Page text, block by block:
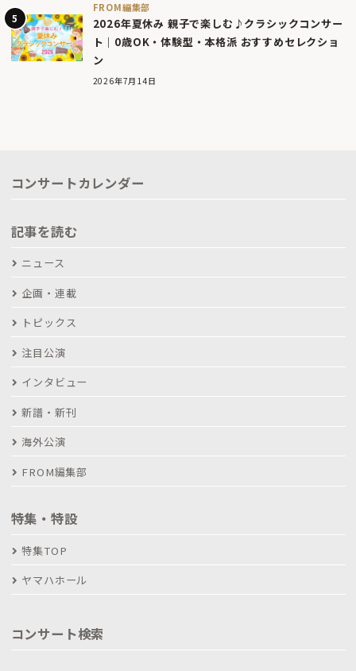
FROM編集部
2026年夏休み 親子で楽しむ♪クラシックコンサー
ト｜0歳OK・体験型・本格派 おすすめセレクショ
ン
2026年7月14日
コンサートカレンダー
記事を読む
ニュース
企画・連載
トピックス
注目公演
インタビュー
新譜・新刊
海外公演
FROM編集部
特集・特設
特集TOP
ヤマハホール
コンサート検索